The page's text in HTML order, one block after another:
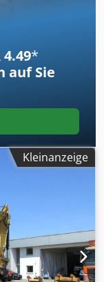
*
auf Sie
Kleinanzeige